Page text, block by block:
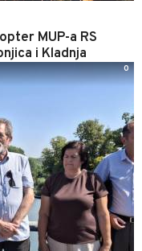
MUP-a RS
i Kladnja
0